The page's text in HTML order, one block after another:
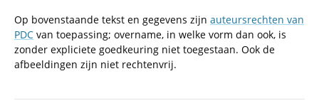
Op bovenstaande tekst en gegevens zijn auteursrechten van
PDC van toepassing; overname, in welke vorm dan ook, is
zonder expliciete goedkeuring niet toegestaan. Ook de
afbeeldingen zijn niet rechtenvrij.